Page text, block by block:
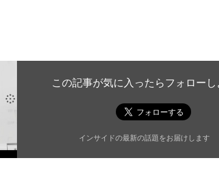
この記事が気に入ったらフォローし
インサイドの最新の話題をお届けします